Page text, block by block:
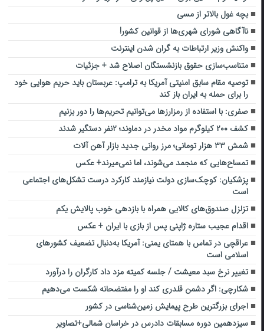
بچه غول بالاتر از مسی
ناآگاهی شورای شهری‌ها از قوانین کشور!
واکنش وزیر ارتباطات به گران شدن اینترنت
متناسب‌سازی حقوق بازنشستگان اصلاح شد + جزئیات
توصیه‌ مقام سابق امنیتی آمریکا به ترامپ: عربستان باید حریم هوایی خود
را برای حمله به ایران باز کند
صفری: با استفاده از رمزارزها می‌توانیم تحریم‌ها را دور بزنیم
کشف ۲۰۰ کیلوگرم مواد مخدر در دماوند؛ ۲نفر دستگیر شدند
شمش ۳۳ هزار تومانی؛ مرز روانی جدید بازار آهن آلات
تمساح‌هایی که منجمد می‌شوند، اما نمی‌میرند+ عکس
پزشکیان: کوچک‌سازی دولت نیازمند کارکرد درست تشکل‌های اجتماعی
است
تزلزل صندوق‌های کالایی همراه با بازدهی خوب پالایش یکم
اقدام عجیب ستاره ژاپنی پس از بازی با ایران + عکس
عراقچی در تماس با همتای یمنی: آمریکا به‌دنبال تضعیف کشورهای
اسلامی است
تغییر نرخ سبد معیشت / جلسه کمیته مزد داد کارگران را درآورد
شکارچی: اگر دشمن قلدری کند او را مفتضحانه شکست می‌دهیم
اجرای بزرگترین طرح پیمایش زمین‌شناسی در کشور
سیزدهمین دوره مسابقات دادرس در خراسان شمالی+تصاویر